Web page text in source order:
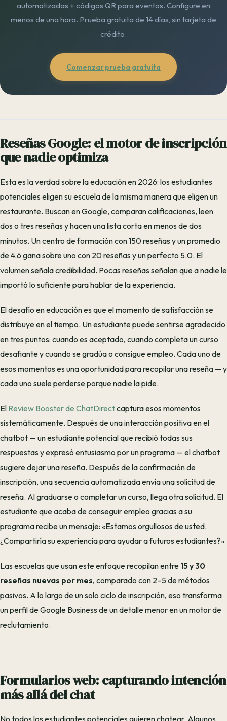
automatizadas + códigos QR para eventos. Configure en
menos de una hora. Prueba gratuita de 14 días, sin tarjeta de
crédito.
Comenzar prueba gratuita
Reseñas Google: el motor de inscripción
que nadie optimiza
Esta es la verdad sobre la educación en 2026: los estudiantes
potenciales eligen su escuela de la misma manera que eligen un
restaurante. Buscan en Google, comparan calificaciones, leen
dos o tres reseñas y hacen una lista corta en menos de dos
minutos. Un centro de formación con 150 reseñas y un promedio
de 4.6 gana sobre uno con 20 reseñas y un perfecto 5.0. El
volumen señala credibilidad. Pocas reseñas señalan que a nadie le
importó lo suficiente para hablar de la experiencia.
El desafío en educación es que el momento de satisfacción se
distribuye en el tiempo. Un estudiante puede sentirse agradecido
en tres puntos: cuando es aceptado, cuando completa un curso
desafiante y cuando se gradúa o consigue empleo. Cada uno de
esos momentos es una oportunidad para recopilar una reseña — y
cada uno suele perderse porque nadie la pide.
El Review Booster de ChatDirectcaptura esos momentos
sistemáticamente. Después de una interacción positiva en el
chatbot — un estudiante potencial que recibió todas sus
respuestas y expresó entusiasmo por un programa — el chatbot
sugiere dejar una reseña. Después de la confirmación de
inscripción, una secuencia automatizada envía una solicitud de
reseña. Al graduarse o completar un curso, llega otra solicitud. El
estudiante que acaba de conseguir empleo gracias a su
programa recibe un mensaje: «Estamos orgullosos de usted.
¿Compartiría su experiencia para ayudar a futuros estudiantes?»
Las escuelas que usan este enfoque recopilan entre 15 y 30
reseñas nuevas por mes, comparado con 2–5 de métodos
pasivos. A lo largo de un solo ciclo de inscripción, eso transforma
un perfil de Google Business de un detalle menor en un motor de
reclutamiento.
Formularios web: capturando intención
más allá del chat
No todos los estudiantes potenciales quieren chatear. Algunos